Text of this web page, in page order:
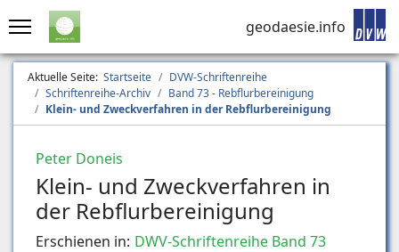
geodaesie.info
Aktuelle Seite: Startseite
DVW-Schriftenreihe
Schriftenreihe-Archiv
Band 73 - Rebflurbereinigung
Klein- und Zweckverfahren in der Rebflurbereinigung
Peter Doneis
Klein- und Zweckverfahren in
der Rebflurbereinigung
Erschienen in: DWV-Schriftenreihe Band 73